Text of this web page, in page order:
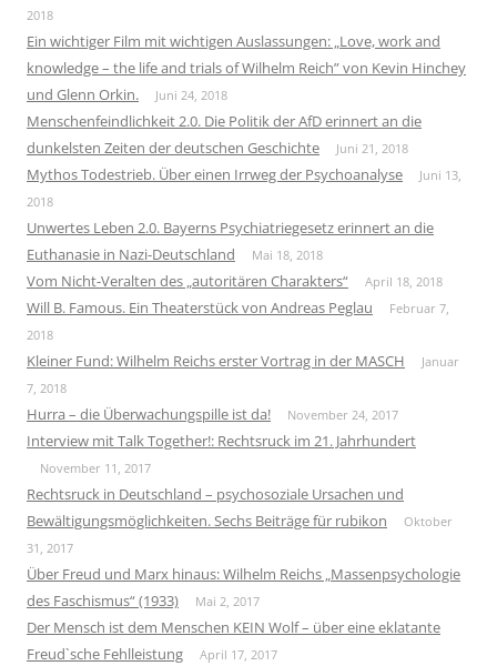
2018
Ein wichtiger Film mit wichtigen Auslassungen: „Love, work and
knowledge – the life and trials of Wilhelm Reich” von Kevin Hinchey
und Glenn Orkin.
Juni 24, 2018
Menschenfeindlichkeit 2.0. Die Politik der AfD erinnert an die
dunkelsten Zeiten der deutschen Geschichte
Juni 21, 2018
Mythos Todestrieb. Über einen Irrweg der Psychoanalyse
Juni 13,
2018
Unwertes Leben 2.0. Bayerns Psychiatriegesetz erinnert an die
Euthanasie in Nazi-Deutschland
Mai 18, 2018
Vom Nicht-Veralten des „autoritären Charakters“ April 18, 2018
Will B. Famous. Ein Theaterstück von Andreas Peglau
Februar 7,
2018
Kleiner Fund: Wilhelm Reichs erster Vortrag in der MASCH
Januar
7, 2018
Hurra – die Überwachungspille ist da! November 24, 2017
Interview mit Talk Together!: Rechtsruck im 21. Jahrhundert
November 11, 2017
Rechtsruck in Deutschland – psychosoziale Ursachen und
Bewältigungsmöglichkeiten. Sechs Beiträge für rubikon
Oktober
31, 2017
Über Freud und Marx hinaus: Wilhelm Reichs „Massenpsychologie
des Faschismus“ (1933)
Mai 2, 2017
Der Mensch ist dem Menschen KEIN Wolf – über eine eklatante
Freud`sche Fehlleistung
April 17, 2017